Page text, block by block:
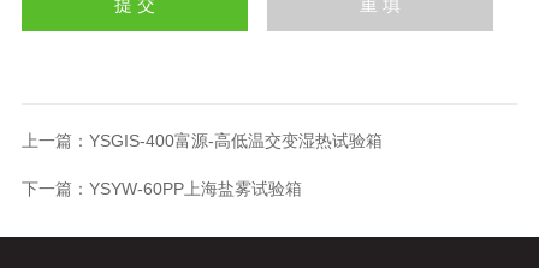
上一篇： YSGIS-400富源-高低温交变湿热试验箱
下一篇： YSYW-60PP上海盐雾试验箱